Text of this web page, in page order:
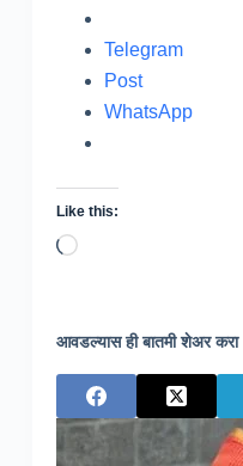
Telegram
Post
WhatsApp
Like this:
Loading…
आवडल्यास ही बातमी शेअर करा